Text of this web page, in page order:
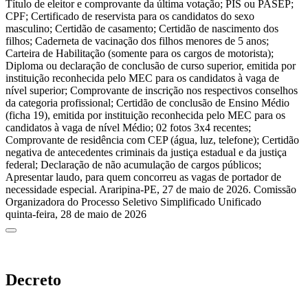
Título de eleitor e comprovante da última votação; PIS ou PASEP;
CPF; Certificado de reservista para os candidatos do sexo
masculino; Certidão de casamento; Certidão de nascimento dos
filhos; Caderneta de vacinação dos filhos menores de 5 anos;
Carteira de Habilitação (somente para os cargos de motorista);
Diploma ou declaração de conclusão de curso superior, emitida por
instituição reconhecida pelo MEC para os candidatos à vaga de
nível superior; Comprovante de inscrição nos respectivos conselhos
da categoria profissional; Certidão de conclusão de Ensino Médio
(ficha 19), emitida por instituição reconhecida pelo MEC para os
candidatos à vaga de nível Médio; 02 fotos 3x4 recentes;
Comprovante de residência com CEP (água, luz, telefone); Certidão
negativa de antecedentes criminais da justiça estadual e da justiça
federal; Declaração de não acumulação de cargos públicos;
Apresentar laudo, para quem concorreu as vagas de portador de
necessidade especial. Araripina-PE, 27 de maio de 2026. Comissão
Organizadora do Processo Seletivo Simplificado Unificado
quinta-feira, 28 de maio de 2026
Decreto